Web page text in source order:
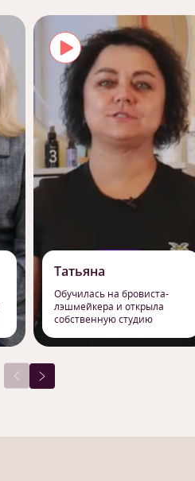
Татьяна
Обучилась на бровиста-
лэшмейкера и открыла
собственную студию